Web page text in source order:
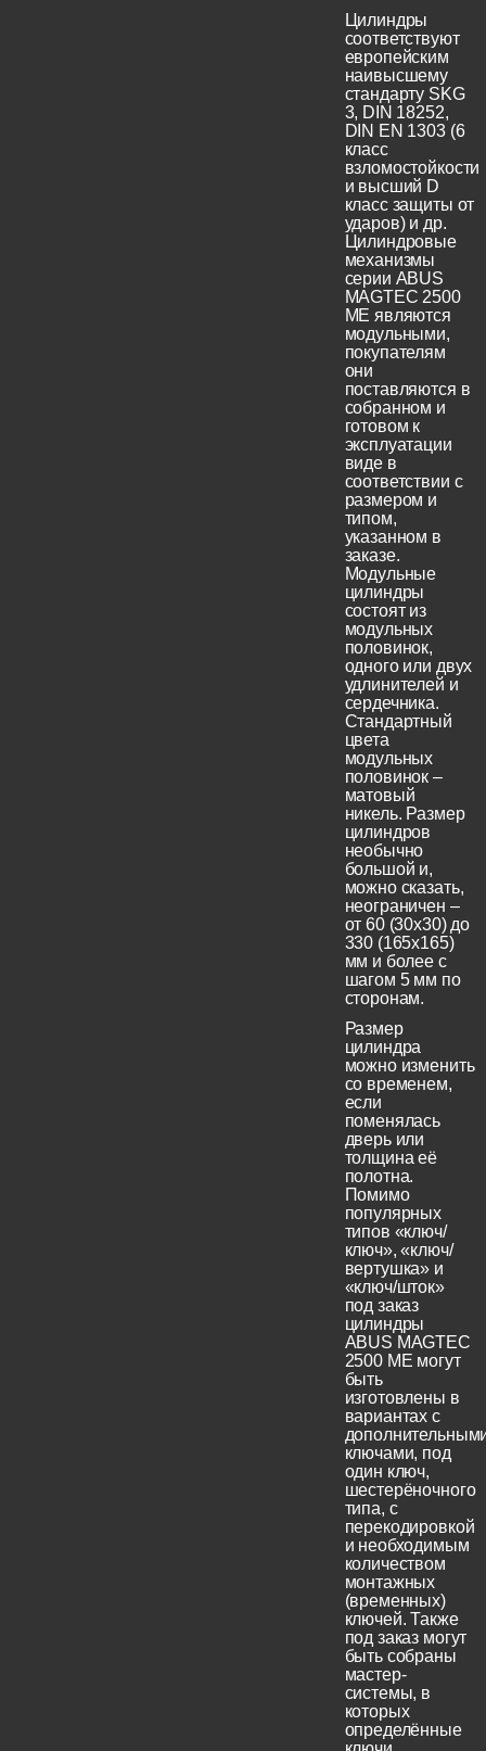
Цилиндры
соответствуют
европейским
наивысшему
стандарту SKG
3, DIN 18252,
DIN EN 1303 (6
класс
взломостойкости
и высший D
класс защиты от
ударов) и др.
Цилиндровые
механизмы
серии ABUS
MAGTEC 2500
ME являются
модульными,
покупателям
они
поставляются в
собранном и
готовом к
эксплуатации
виде в
соответствии с
размером и
типом,
указанном в
заказе.
Модульные
цилиндры
состоят из
модульных
половинок,
одного или двух
удлинителей и
сердечника.
Стандартный
цвета
модульных
половинок –
матовый
никель. Размер
цилиндров
необычно
большой и,
можно сказать,
неограничен –
от 60 (30x30) до
330 (165х165)
мм и более с
шагом 5 мм по
сторонам.
Размер
цилиндра
можно изменить
со временем,
если
поменялась
дверь или
толщина её
полотна.
Помимо
популярных
типов «ключ/
ключ», «ключ/
вертушка» и
«ключ/шток»
под заказ
цилиндры
ABUS MAGTEC
2500 ME могут
быть
изготовлены в
вариантах с
ключами, под
один ключ,
шестерёночного
типа, с
перекодировкой
и необходимым
количеством
монтажных
(временных)
ключей. Также
под заказ могут
быть собраны
мастер-
системы, в
которых
определённые